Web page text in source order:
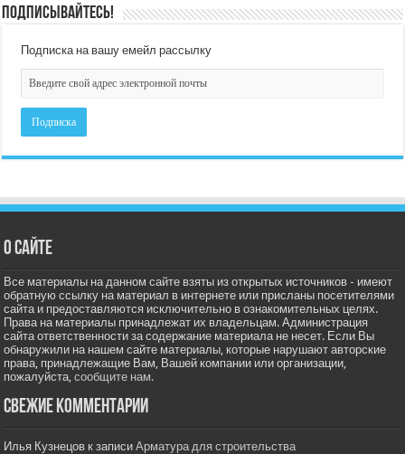
Подписывайтесь!
Подписка на вашу емейл рассылку
О сайте
Все материалы на данном сайте взяты из открытых источников - имеют
обратную ссылку на материал в интернете или присланы посетителями
сайта и предоставляются исключительно в ознакомительных целях.
Права на материалы принадлежат их владельцам. Администрация
сайта ответственности за содержание материала не несет. Если Вы
обнаружили на нашем сайте материалы, которые нарушают авторские
права, принадлежащие Вам, Вашей компании или организации,
пожалуйста,сообщите нам.
Свежие комментарии
Илья Кузнецов к записиАрматура для строительства